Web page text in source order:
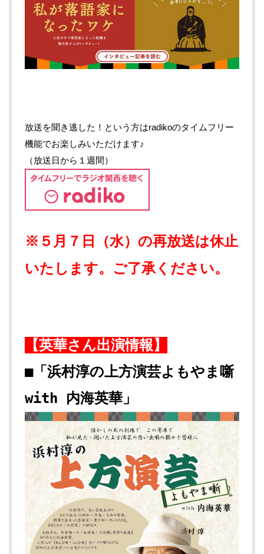
放送を聞き逃した！という方はradikoのタイムフリー
機能でお楽しみいただけます♪
（放送日から１週間）
※５月７日（水）の再放送は休止
いたします。ご了承ください。
【英華さん出演情報】
■「浜村淳の上方演芸よもやま噺
with 内海英華」